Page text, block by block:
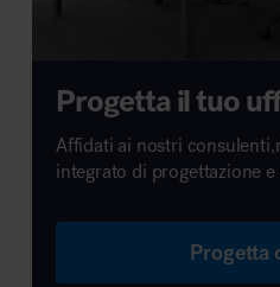
Progetta il tuo
Affidati ai nostri
integrato di progettazione
Progetta